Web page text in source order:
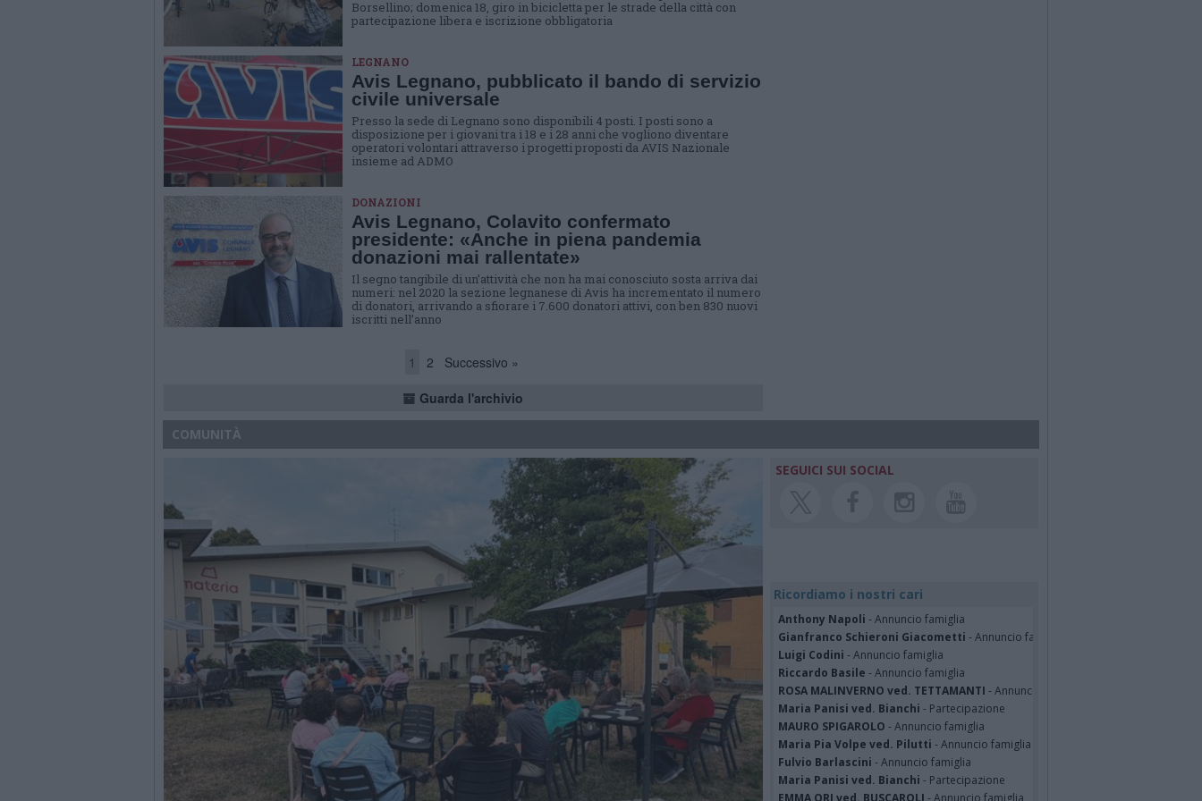
Borsellino; domenica 18, giro in bicicletta per le strade della città con
partecipazione libera e iscrizione obbligatoria
LEGNANO
Avis Legnano, pubblicato il bando di servizio
civile universale
Presso la sede di Legnano sono disponibili 4 posti. I posti sono a
disposizione per i giovani tra i 18 e i 28 anni che vogliono diventare
operatori volontari attraverso i progetti proposti da AVIS Nazionale
insieme ad ADMO
DONAZIONI
Avis Legnano, Colavito confermato
presidente: «Anche in piena pandemia
donazioni mai rallentate»
Il segno tangibile di un’attività che non ha mai conosciuto sosta arriva dai
numeri: nel 2020 la sezione legnanese di Avis ha incrementato il numero
di donatori, arrivando a sfiorare i 7.600 donatori attivi, con ben 830 nuovi
iscritti nell’anno
1 2
Successivo »
Guarda l'archivio
COMUNITÀ
SEGUICI SUI SOCIAL
Ricordiamo i nostri cari
Anthony Napoli - Annuncio famiglia
Gianfranco Schieroni Giacometti - Annuncio famiglia
Luigi Codini - Annuncio famiglia
Riccardo Basile - Annuncio famiglia
ROSA MALINVERNO ved. TETTAMANTI - Annuncio famiglia
Maria Panisi ved. Bianchi - Partecipazione
MAURO SPIGAROLO - Annuncio famiglia
Maria Pia Volpe ved. Pilutti - Annuncio famiglia
Fulvio Barlascini - Annuncio famiglia
Maria Panisi ved. Bianchi - Partecipazione
EMMA ORI ved. BUSCAROLI - Annuncio famiglia